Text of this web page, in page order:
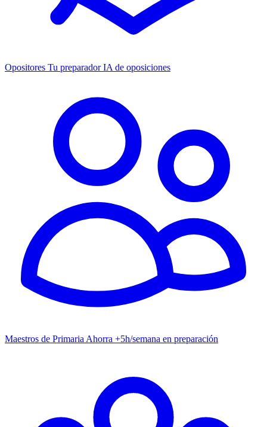
Opositores Tu preparador IA de oposiciones
Maestros de Primaria Ahorra +5h/semana en preparación